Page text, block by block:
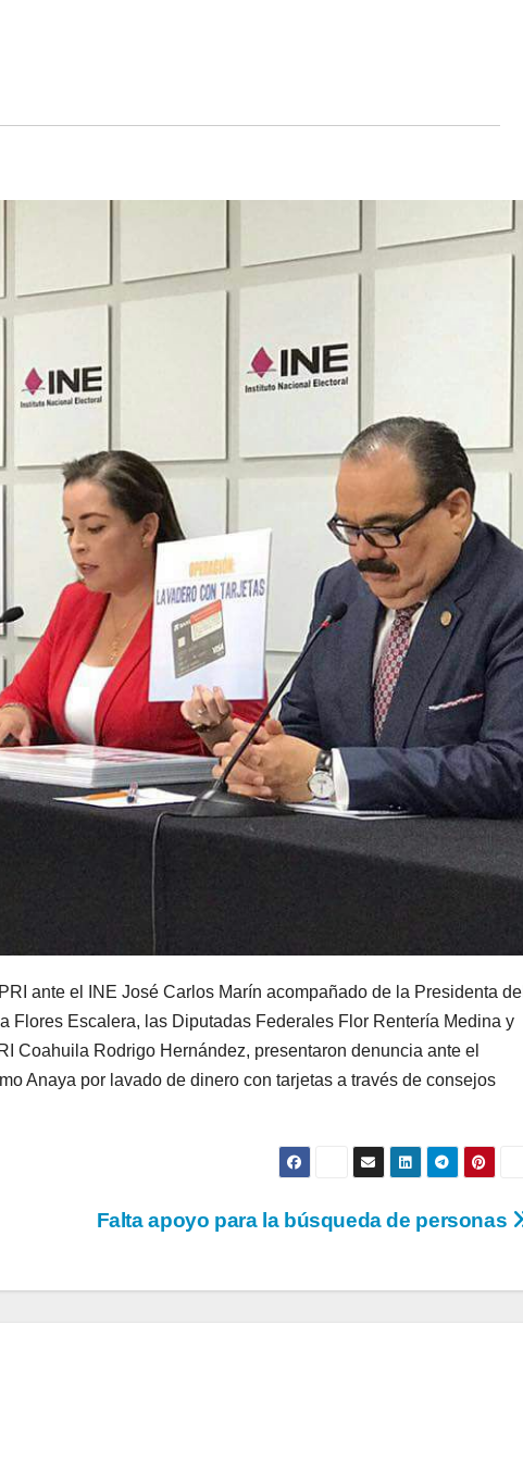
ante el INE José Carlos Marín acompañado de la Presidenta del
Flores Escalera, las Diputadas Federales Flor Rentería Medina y
Coahuila Rodrigo Hernández, presentaron denuncia ante el
Anaya por lavado de dinero con tarjetas a través de consejos
Falta apoyo para la búsqueda de personas